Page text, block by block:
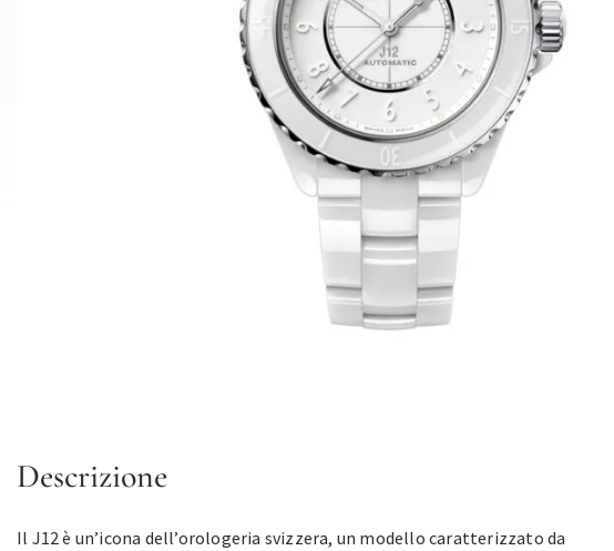
Descrizione
Il J12 è un’icona dell’orologeria svizzera, un modello caratterizzato da